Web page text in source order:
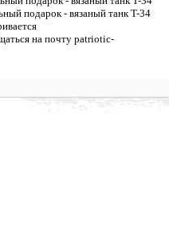
на почту patriotic-